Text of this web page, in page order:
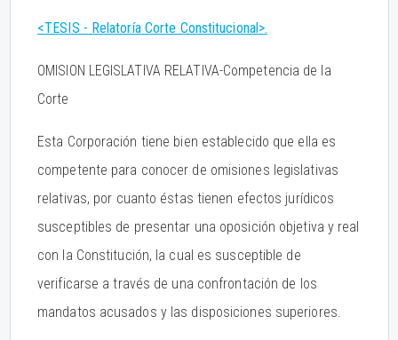
<TESIS - Relatoría Corte Constitucional>.
OMISION LEGISLATIVA RELATIVA-Competencia de la
Corte
Esta Corporación tiene bien establecido que ella es
competente para conocer de omisiones legislativas
relativas, por cuanto éstas tienen efectos jurídicos
susceptibles de presentar una oposición objetiva y real
con la Constitución, la cual es susceptible de
verificarse a través de una confrontación de los
mandatos acusados y las disposiciones superiores.